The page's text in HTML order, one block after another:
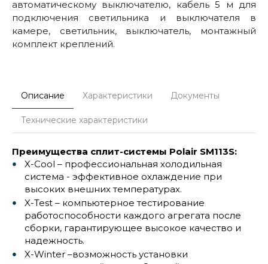
автоматическому выключателю, кабель 5 м для
подключения светильника и выключателя в
камере, светильник, выключатель, монтажный
комплект креплений.
Описание Характеристики Документы
Технические характеристики
Преимущества сплит-системы Polair SM113S:
X-Cool – профессиональная холодильная
система - эффективное охлаждение при
высоких внешних температурах.
X-Test – компьютерное тестирование
работоспособности каждого агрегата после
сборки, гарантирующее высокое качество и
надежность.
X-Winter –возможность установки